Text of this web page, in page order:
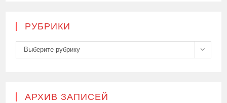
РУБРИКИ
Рубрики
Выберите рубрику
АРХИВ ЗАПИСЕЙ